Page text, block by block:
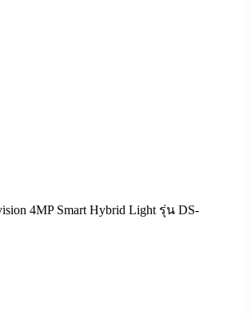
4MP Smart Hybrid Light รุ่น DS-